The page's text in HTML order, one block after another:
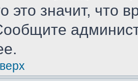
это значит, что